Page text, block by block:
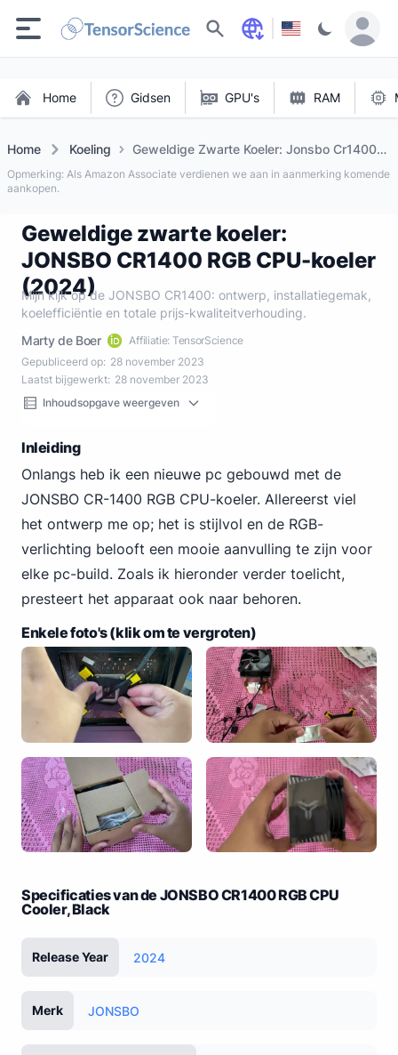
Zoeken
Home Gidsen GPU's RAM
Home Koeling
Geweldige Zwarte Koeler: Jonsbo Cr1400
Rgb Cpu Koeler (2024)
Opmerking: Als Amazon Associate verdienen we aan in aanmerking komende
aankopen.
Geweldige zwarte koeler:
JONSBO CR1400 RGB CPU-koeler
(2024)
Mijn kijk op de JONSBO CR1400: ontwerp, installatiegemak,
koelefficiëntie en totale prijs-kwaliteitverhouding.
Marty de Boer
Affiliatie: TensorScience
Gepubliceerd op: 28 november 2023
Laatst bijgewerkt: 28 november 2023
Inhoudsopgave weergeven
Inleiding
Onlangs heb ik een nieuwe pc gebouwd met de
JONSBO CR-1400 RGB CPU-koeler. Allereerst viel
het ontwerp me op; het is stijlvol en de RGB-
verlichting belooft een mooie aanvulling te zijn voor
elke pc-build. Zoals ik hieronder verder toelicht,
presteert het apparaat ook naar behoren.
Enkele foto's (klik om te vergroten)
Specificaties van de JONSBO CR1400 RGB CPU
Cooler, Black
Release Year 2024
Merk JONSBO